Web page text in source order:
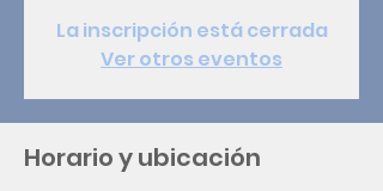
La inscripción está cerrada
Ver otros eventos
Horario y ubicación